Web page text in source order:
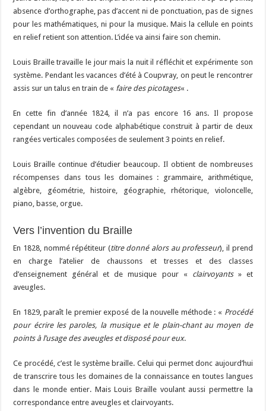
absence d’orthographe, pas d’accent ni de ponctuation, pas de signes
pour les mathématiques, ni pour la musique. Mais la cellule en points
en relief retient son attention. L’idée va ainsi faire son chemin.
Louis Braille travaille le jour mais la nuit il réfléchit et expérimente son
système. Pendant les vacances d’été à Coupvray, on peut le rencontrer
assis sur un talus en train de « faire des picotages« .
En cette fin d’année 1824, il n’a pas encore 16 ans. Il propose
cependant un nouveau code alphabétique construit à partir de deux
rangées verticales composées de seulement 3 points en relief.
Louis Braille continue d’étudier beaucoup. Il obtient de nombreuses
récompenses dans tous les domaines : grammaire, arithmétique,
algèbre, géométrie, histoire, géographie, rhétorique, violoncelle,
piano, basse, orgue.
Vers l’invention du Braille
En 1828, nommé répétiteur (titre donné alors au professeur), il prend
en charge l’atelier de chaussons et tresses et des classes
d’enseignement général et de musique pour « clairvoyants» et
aveugles.
En 1829, paraît le premier exposé de la nouvelle méthode : « Procédé
pour écrire les paroles, la musique et le plain-chant au moyen de
points à l’usage des aveugles et disposé pour eux.
Ce procédé, c’est le système braille. Celui qui permet donc aujourd’hui
de transcrire tous les domaines de la connaissance en toutes langues
dans le monde entier. Mais Louis Braille voulant aussi permettre la
correspondance entre aveugles et clairvoyants.